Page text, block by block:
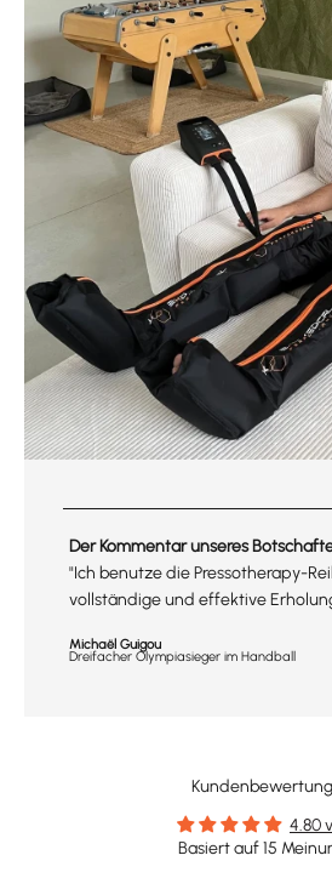
Der Kommentar unseres
"Ich benutze die Pressotherapy-
vollständige und effektive
Michaël Guigou
Dreifacher Olympiasieger im Handball
4.80
Basiert auf 15